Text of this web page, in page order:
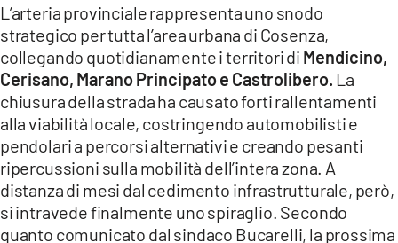
ILVIBONESE.IT
CATANZAROCHANNEL.IT
LACAPITALENEWS.IT
App
ANDROID
APPLE
L’arteria provinciale rappresenta uno snodo
strategico per tutta l’area urbana di Cosenza,
collegando quotidianamente i territori di Mendicino,
Cerisano, Marano Principato e Castrolibero. La
chiusura della strada ha causato forti rallentamenti
alla viabilità locale, costringendo automobilisti e
pendolari a percorsi alternativi e creando pesanti
ripercussioni sulla mobilità dell’intera zona. A
distanza di mesi dal cedimento infrastrutturale, però,
si intravede finalmente uno spiraglio. Secondo
quanto comunicato dal sindaco Bucarelli, la prossima